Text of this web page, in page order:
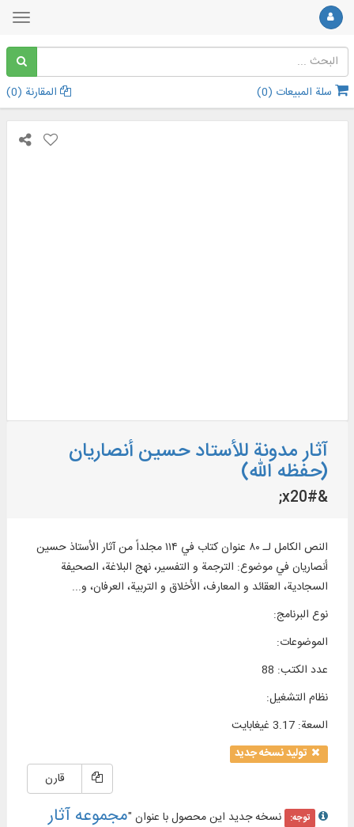
سلة المبيعات (0
) المقارنة (0
)
آثار مدونة للأستاد حسین أنصاریان
(حفظه الله)
&#x20;
النص الكامل لـ ۸۰ عنوان كتاب في ۱۱۴ مجلداً من آثار الأستاذ حسين
أنصاريان في موضوع: الترجمة و التفسير، نهج البلاغة، الصحيفة
السجادية، العقائد و المعارف، الأخلاق و التربية، العرفان، و...
نوع البرنامج:
الموضوعات:
عدد الكتب:
88
نظام التشغیل:
السعة:3.17 غيغابايت
تولید نسخه جدید
قارن
توجه: نسخه جدید این محصول با عنوان "مجموعه آثار